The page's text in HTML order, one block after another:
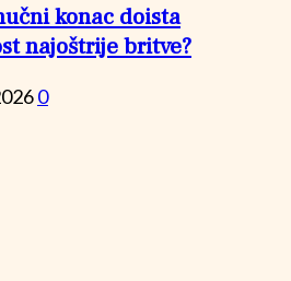
konac doista
najoštrije britve?
0